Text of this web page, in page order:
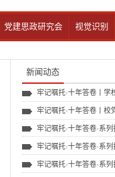
党建思政研究会 视觉识别
新闻动态
牢记嘱托·十年答卷丨学
牢记嘱托·十年答卷丨校
牢记嘱托·十年答卷·系列
牢记嘱托·十年答卷·系列
牢记嘱托·十年答卷·系列